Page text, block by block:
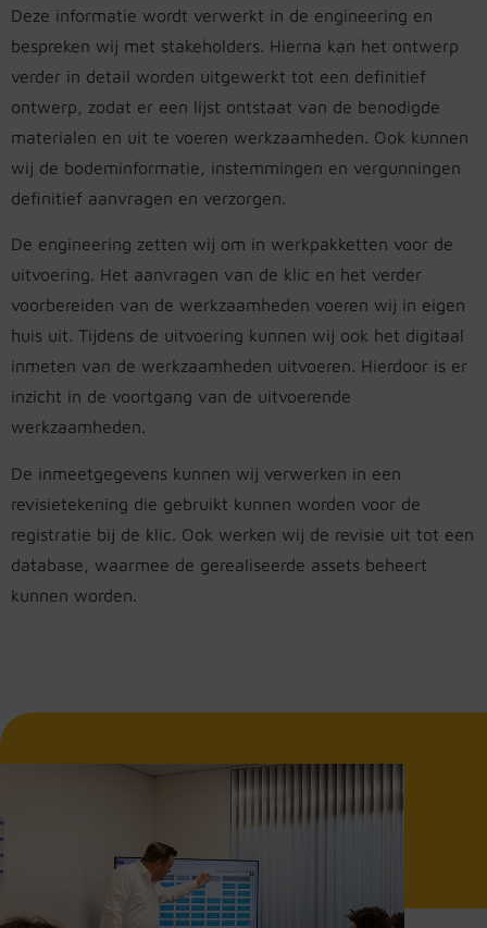
Deze informatie wordt verwerkt in de engineering en
bespreken wij met stakeholders. Hierna kan het ontwerp
verder in detail worden uitgewerkt tot een definitief
ontwerp, zodat er een lijst ontstaat van de benodigde
materialen en uit te voeren werkzaamheden. Ook kunnen
wij de bodeminformatie, instemmingen en vergunningen
definitief aanvragen en verzorgen.
De engineering zetten wij om in werkpakketten voor de
uitvoering. Het aanvragen van de klic en het verder
voorbereiden van de werkzaamheden voeren wij in eigen
huis uit. Tijdens de uitvoering kunnen wij ook het digitaal
inmeten van de werkzaamheden uitvoeren. Hierdoor is er
inzicht in de voortgang van de uitvoerende
werkzaamheden.
De inmeetgegevens kunnen wij verwerken in een
revisietekening die gebruikt kunnen worden voor de
registratie bij de klic. Ook werken wij de revisie uit tot een
database, waarmee de gerealiseerde assets beheert
kunnen worden.